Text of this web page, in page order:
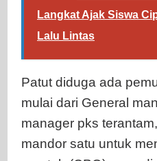
Langkat Ajak Siswa
Lalu Lintas
Patut diduga ada
mulai dari General
manager pks
mandor satu untuk